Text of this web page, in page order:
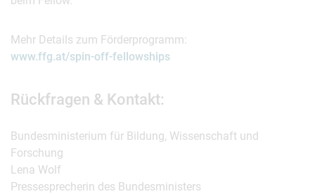
Mehr Details zum Förderprogramm:
www.ffg.at/spin-off-fellowships
Rückfragen & Kontakt:
Bundesministerium für Bildung, Wissenschaft und
Forschung
Lena Wolf
Pressesprecherin des Bundesministers